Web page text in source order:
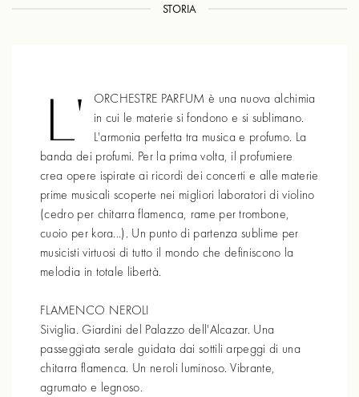
STORIA
L'
ORCHESTRE PARFUM è una nuova alchimia
in cui le materie si fondono e si sublimano.
L'armonia perfetta tra musica e profumo. La
banda dei profumi. Per la prima volta, il profumiere
crea opere ispirate ai ricordi dei concerti e alle materie
prime musicali scoperte nei migliori laboratori di violino
(cedro per chitarra flamenca, rame per trombone,
cuoio per kora...). Un punto di partenza sublime per
musicisti virtuosi di tutto il mondo che definiscono la
melodia in totale libertà.
FLAMENCO NEROLI
Siviglia. Giardini del Palazzo dell'Alcazar. Una
passeggiata serale guidata dai sottili arpeggi di una
chitarra flamenca. Un neroli luminoso. Vibrante,
agrumato e legnoso.